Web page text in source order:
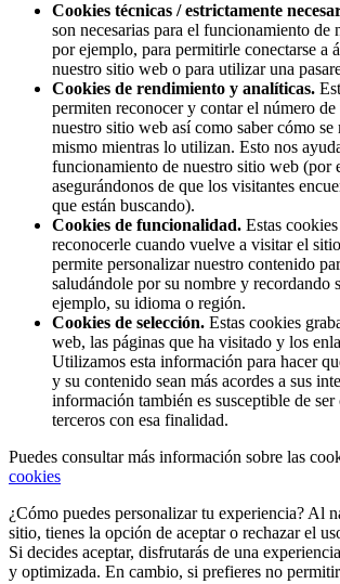
Cookies técnicas / estrictamente
son necesarias para el funcionamiento de
por ejemplo, para permitirle conectarse a
nuestro sitio web o para utilizar una
Cookies de rendimiento y analíticas.
permiten reconocer y contar el número de
nuestro sitio web así como saber cómo se
mismo mientras lo utilizan. Esto nos
funcionamiento de nuestro sitio web (por
asegurándonos de que los visitantes
que están buscando).
Cookies de funcionalidad. Estas
reconocerle cuando vuelve a visitar el
permite personalizar nuestro contenido
saludándole por su nombre y recordando
ejemplo, su idioma o región.
Cookies de selección. Estas cookies
web, las páginas que ha visitado y los
Utilizamos esta información para hacer
y su contenido sean más acordes a sus
información también es susceptible de
terceros con esa finalidad.
Puedes consultar más información sobre las
cookies
¿Cómo puedes personalizar tu experiencia? Al
sitio, tienes la opción de aceptar o rechazar el
Si decides aceptar, disfrutarás de una
y optimizada. En cambio, si prefieres no